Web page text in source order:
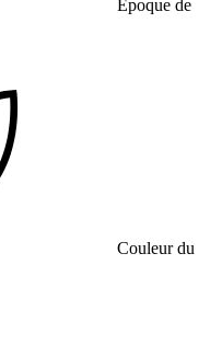
Epoque de
Couleur du